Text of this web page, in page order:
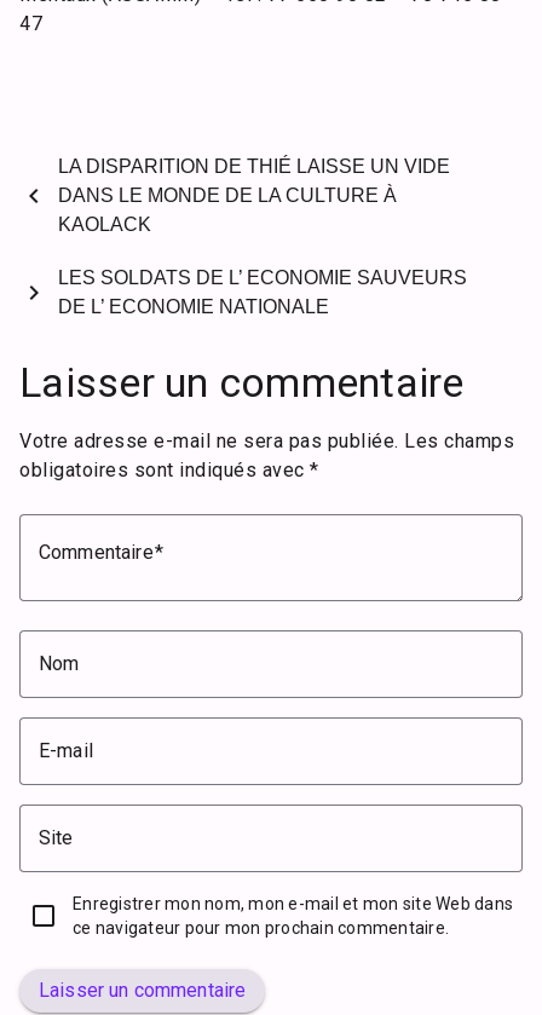
47
chevron_left
LA DISPARITION DE THIÉ LAISSE UN VIDE
DANS LE MONDE DE LA CULTURE À
KAOLACK
LES SOLDATS DE L’ ECONOMIE SAUVEURS
DE L’ ECONOMIE NATIONALE
chevron_right
Laisser un commentaire
Votre adresse e-mail ne sera pas publiée. Les champs
obligatoires sont indiqués avec *
Commentaire
Nom
E-mail
Site
Enregistrer mon nom, mon e-mail et mon site Web dans
ce navigateur pour mon prochain commentaire.
Laisser un commentaire